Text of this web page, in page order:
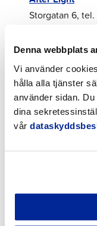
Denna webbplats
Vi använder
hålla alla tjänster
använder sidan.
dina
vår
Storgatan 6, tel.
Sediqi
552
Homecation
fatbikecyklar)
Redibikes